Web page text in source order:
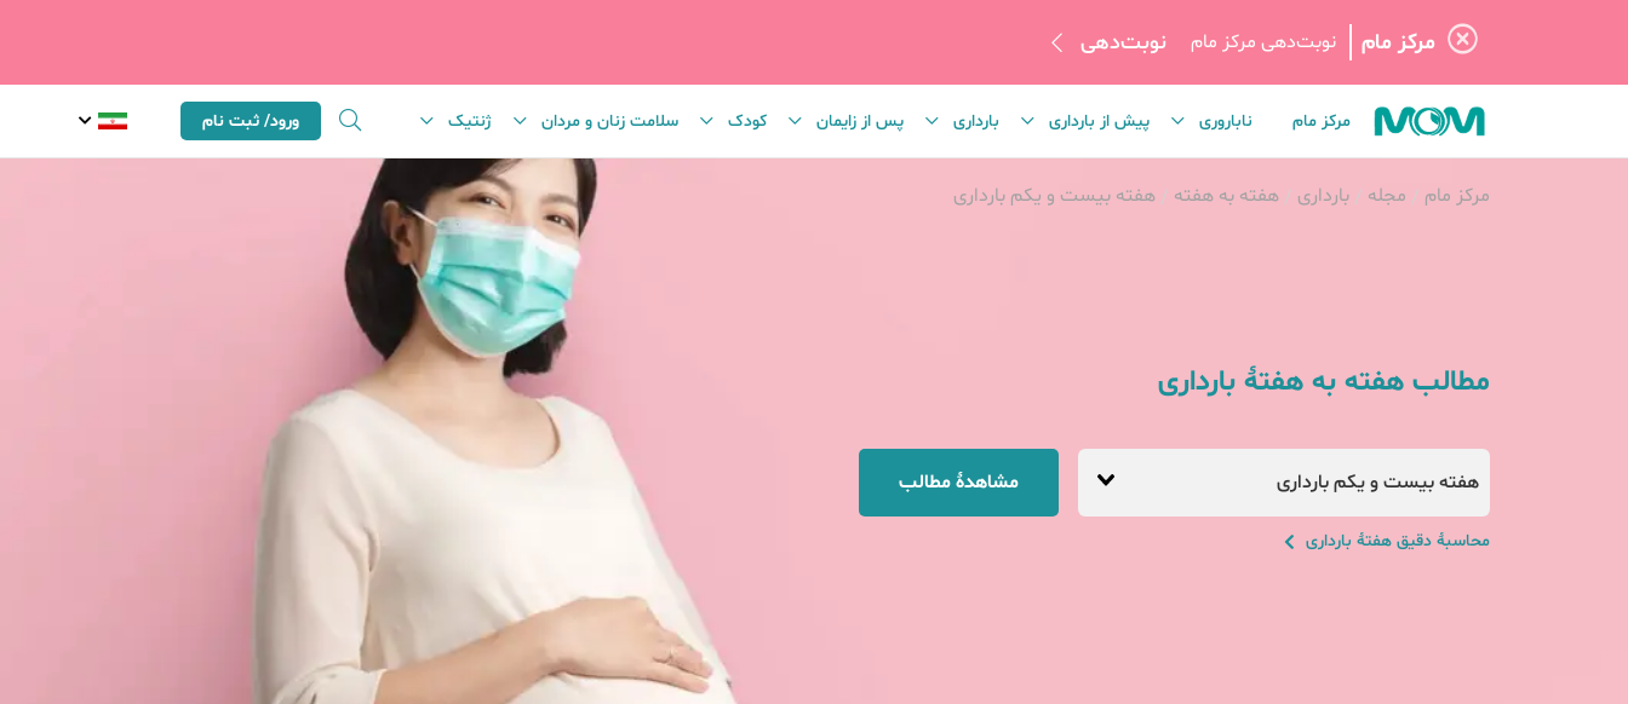
مرکز مام نوبت‌دهی مرکز مام نوبت‌دهی
مرکز مام ناباروری پیش از بارداری بارداری پس از زایمان کودک سلامت زنان و مردان ژنتیک ورود/ ثبت نام
مرکز مام مجله بارداری هفته به هفته هفته بیست و یکم بارداری
مطالب هفته به هفتهٔ بارداری
هفته بیست و یکم بارداری مشاهدهٔ مطالب
محاسبهٔ دقیق هفتهٔ بارداری